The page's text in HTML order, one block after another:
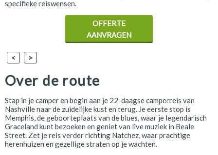
< >
Over de route
Stap in je camper en begin aan je 22-daagse camperreis van
Nashville naar de zuidelijke kust en terug. Je eerste stop is
Memphis, de geboorteplaats van de blues, waar je legendarisch
Graceland kunt bezoeken en geniet van live muziek in Beale
Street. Zet je reis verder richting Natchez, waar prachtige
herenhuizen en gezellige straten op je wachten.
specifieke reiswensen.
OFFERTE
AANVRAGEN